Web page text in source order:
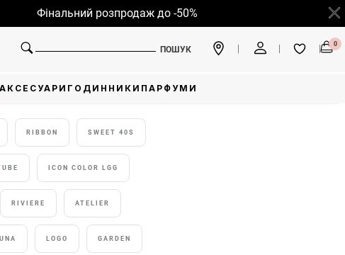
Фінальний розпродаж до -50%
ПОШУК
0
АКСЕСУАРИ ГОДИННИКИ ПАРФУМИ
RIBBON SWEET 40S
ICON COLOR LGG
RIVIERE ATELIER
LOGO GARDEN